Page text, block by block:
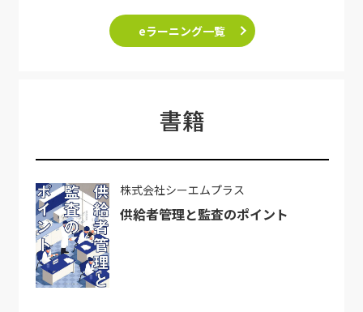
eラーニング一覧
書籍
株式会社シーエムプラス
供給者管理と監査のポイント